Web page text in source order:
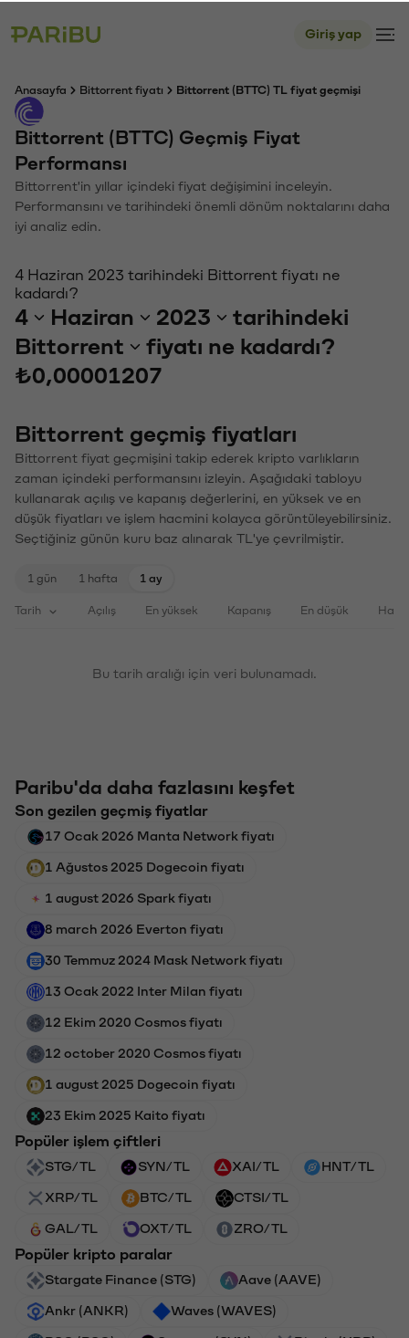
Giriş yap
Anasayfa Bittorrent fiyatı Bittorrent (BTTC) TL fiyat geçmişi
Bittorrent (BTTC) Geçmiş Fiyat
Performansı
Bittorrent'in yıllar içindeki fiyat değişimini inceleyin.
Performansını ve tarihindeki önemli dönüm noktalarını daha
iyi analiz edin.
4 Haziran 2023 tarihindeki Bittorrent fiyatı ne
kadardı?
4 Haziran 2023
tarihindeki
Bittorrent
fiyatı ne kadardı?
₺0,00001207
Bittorrent geçmiş fiyatları
Bittorrent fiyat geçmişini takip ederek kripto varlıkların
zaman içindeki performansını izleyin. Aşağıdaki tabloyu
kullanarak açılış ve kapanış değerlerini, en yüksek ve en
düşük fiyatları ve işlem hacmini kolayca görüntüleyebilirsiniz.
Seçtiğiniz günün kuru baz alınarak TL'ye çevrilmiştir.
1 gün 1 hafta 1 ay
Tarih Açılış En yüksek Kapanış En düşük
Bu tarih aralığı için veri bulunamadı.
Paribu'da daha fazlasını keşfet
Son gezilen geçmiş fiyatlar
17 Ocak 2026 Manta Network fiyatı
1 Ağustos 2025 Dogecoin fiyatı
1 august 2026 Spark fiyatı
8 march 2026 Everton fiyatı
30 Temmuz 2024 Mask Network fiyatı
13 Ocak 2022 Inter Milan fiyatı
12 Ekim 2020 Cosmos fiyatı
12 october 2020 Cosmos fiyatı
1 august 2025 Dogecoin fiyatı
23 Ekim 2025 Kaito fiyatı
Popüler işlem çiftleri
STG/TL SYN/TL XAI/TL HNT/TL
XRP/TL BTC/TL CTSI/TL
GAL/TL OXT/TL ZRO/TL
Popüler kripto paralar
Stargate Finance (STG) Aave (AAVE)
Ankr (ANKR) Waves (WAVES)